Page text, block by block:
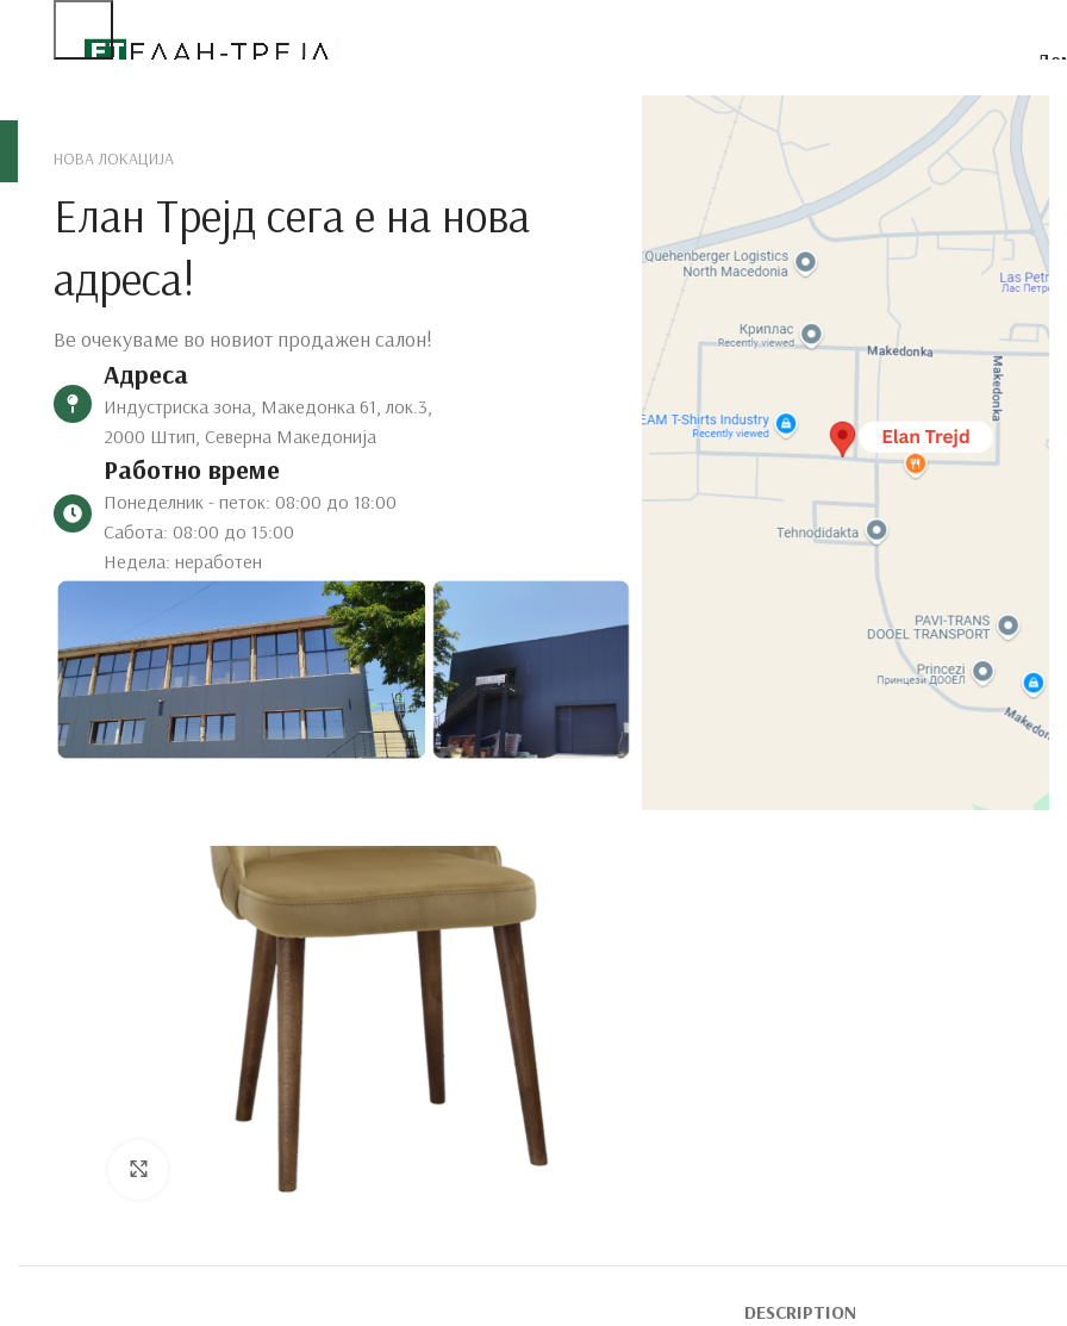
НОВА ЛОКАЦИЈА
Елан Трејд сега е на нова
адреса!
Ве очекуваме во новиот продажен салон!
Адреса
Индустриска зона, Македонка 61, лок.3,
2000 Штип, Северна Македонија
Работно време
Понеделник - петок: 08:00 до 18:00
Сабота: 08:00 до 15:00
Недела: неработен
Спални Детски Соби Претсобја
Home Кујни Трпезарија
Valencia
Compare
Categories:
DESCRIPTION